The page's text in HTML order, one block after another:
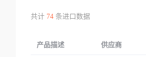
共计 74条进口数据
产品描述 供应商